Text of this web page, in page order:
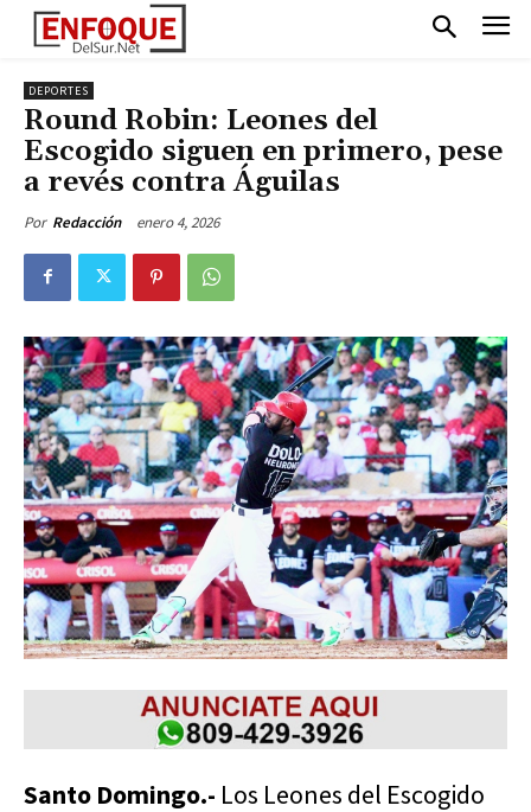
DEPORTES
Round Robin: Leones del
Escogido siguen en primero, pese
a revés contra Águilas
Por Redacción enero 4, 2026
Santo Domingo.- Los Leones del Escogido